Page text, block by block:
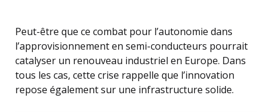
Peut-être que ce combat pour l’autonomie dans
l’approvisionnement en semi-conducteurs pourrait
catalyser un renouveau industriel en Europe. Dans
tous les cas, cette crise rappelle que l’innovation
repose également sur une infrastructure solide.